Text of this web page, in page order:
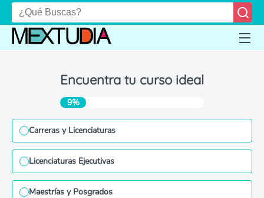
Encuentra tu curso ideal
9%
Carreras y Licenciaturas
Licenciaturas Ejecutivas
Maestrías y Posgrados